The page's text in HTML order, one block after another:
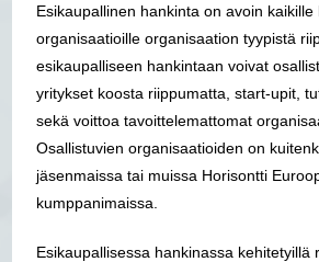
Esikaupallinen hankinta on avoin kaikille
organisaatioille organisaation tyypistä
esikaupalliseen hankintaan voivat
yritykset koosta riippumatta, start-upit,
sekä voittoa tavoittelemattomat
Osallistuvien organisaatioiden on
jäsenmaissa tai muissa Horisontti
kumppanimaissa.
Esikaupallisessa hankinassa kehitetyillä